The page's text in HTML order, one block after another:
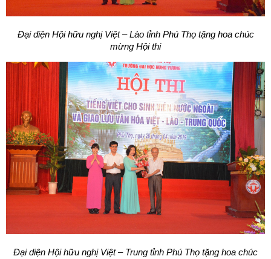
Đại diện Hội hữu nghị Việt – Lào tỉnh Phú Thọ tặng hoa chúc
mừng Hội thi
Đại diện Hội hữu nghị Việt – Trung tỉnh Phú Thọ tặng hoa chúc